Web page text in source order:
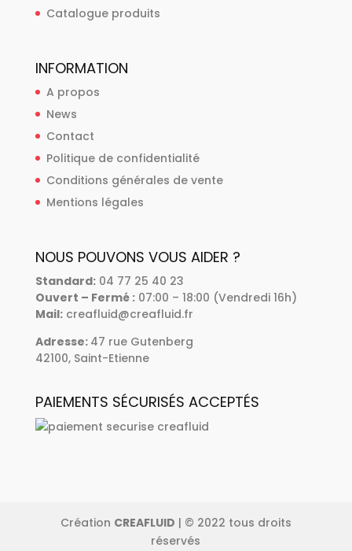
Catalogue produits
INFORMATION
A propos
News
Contact
Politique de confidentialité
Conditions générales de vente
Mentions légales
NOUS POUVONS VOUS AIDER ?
Standard:04 77 25 40 23
Ouvert – Fermé :07:00 – 18:00 (Vendredi 16h)
Mail:creafluid@creafluid.fr
Adresse: 47 rue Gutenberg
42100, Saint-Etienne
PAIEMENTS SÉCURISÉS ACCEPTÉS
Création CREAFLUID | © 2022 tous droits
réservés